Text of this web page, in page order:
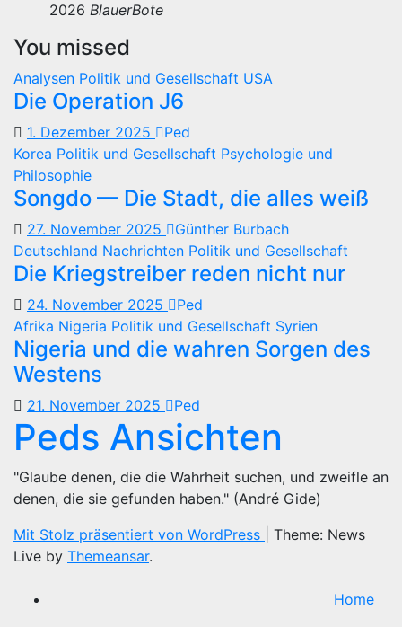
2026 BlauerBote
You missed
Analysen Politik und Gesellschaft USA
Die Operation J6
1. Dezember 2025
Ped
Korea Politik und Gesellschaft Psychologie und
Philosophie
Songdo — Die Stadt, die alles weiß
27. November 2025
Günther Burbach
Deutschland Nachrichten Politik und Gesellschaft
Die Kriegstreiber reden nicht nur
24. November 2025
Ped
Afrika Nigeria Politik und Gesellschaft Syrien
Nigeria und die wahren Sorgen des
Westens
21. November 2025 Ped
Peds Ansichten
"Glaube denen, die die Wahrheit suchen, und zweifle an
denen, die sie gefunden haben." (André Gide)
Mit Stolz präsentiert von WordPress
Theme: News
Live by Themeansar.
Home